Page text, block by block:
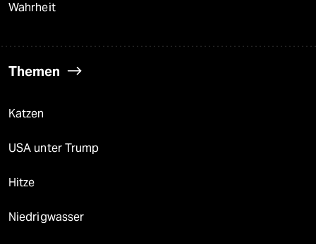
Wahrheit
Themen
Katzen
USA unter Trump
Hitze
Niedrigwasser